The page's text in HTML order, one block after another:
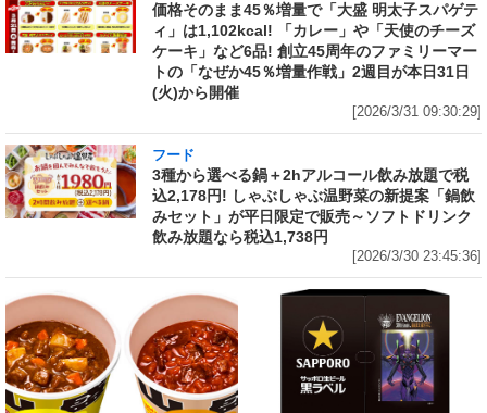
価格そのまま45％増量で「大盛 明太子スパゲテ
ィ」は1,102kcal! 「カレー」や「天使のチーズ
ケーキ」など6品! 創立45周年のファミリーマー
トの「なぜか45％増量作戦」2週目が本日31日
(火)から開催
[2026/3/31 09:30:29]
フード
3種から選べる鍋＋2hアルコール飲み放題で税
込2,178円! しゃぶしゃぶ温野菜の新提案「鍋飲
みセット」が平日限定で販売～ソフトドリンク
飲み放題なら税込1,738円
[2026/3/30 23:45:36]